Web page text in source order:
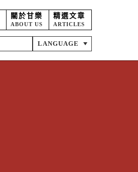
關於甘樂
ABOUT US
精選文章
ARTICLES
LANGUAGE